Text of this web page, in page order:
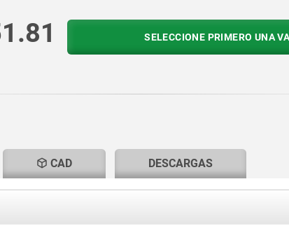
SELECCIONE PRIMERO UNA
CAD DESCARGAS